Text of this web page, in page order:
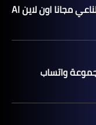
إزالة الملابس بالذكاء الاصطناعي مجانا اون لاين AI
واتساب